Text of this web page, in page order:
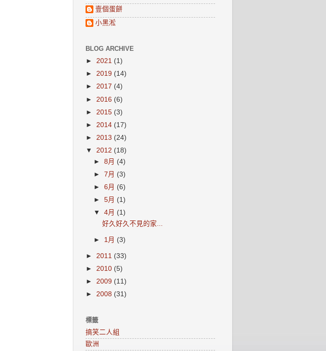
壹個蛋餅
小黑淞
BLOG ARCHIVE
► 2021 (1)
► 2019 (14)
► 2017 (4)
► 2016 (6)
► 2015 (3)
► 2014 (17)
► 2013 (24)
▼ 2012 (18)
►8月 (4)
►7月 (3)
►6月 (6)
►5月 (1)
▼4月 (1)
好久好久不見的家...
► 1月 (3)
► 2011 (33)
► 2010 (5)
► 2009 (11)
► 2008 (31)
標籤
搞笑二人組
歐洲